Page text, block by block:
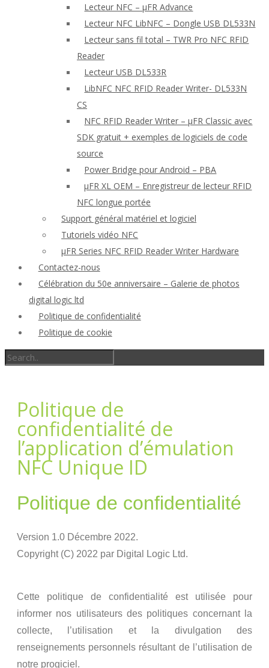
Lecteur NFC – μFR Advance
Lecteur NFC LibNFC – Dongle USB DL533N
Lecteur sans fil total – TWR Pro NFC RFID
Reader
Lecteur USB DL533R
LibNFC NFC RFID Reader Writer- DL533N
CS
NFC RFID Reader Writer – μFR Classic avec
SDK gratuit + exemples de logiciels de code
source
Power Bridge pour Android – PBA
μFR XL OEM – Enregistreur de lecteur RFID
NFC longue portée
Support général matériel et logiciel
Tutoriels vidéo NFC
μFR Series NFC RFID Reader Writer Hardware
Contactez-nous
Célébration du 50e anniversaire – Galerie de photos
digital logic ltd
Politique de confidentialité
Politique de cookie
Politique de
confidentialité de
l’application d’émulation
NFC Unique ID
Politique de confidentialité
Version 1.0 Décembre 2022.
Copyright (C) 2022 par Digital Logic Ltd.
Cette politique de confidentialité est utilisée pour
informer nos utilisateurs des politiques concernant la
collecte, l’utilisation et la divulgation des
renseignements personnels résultant de l’utilisation de
notre progiciel.